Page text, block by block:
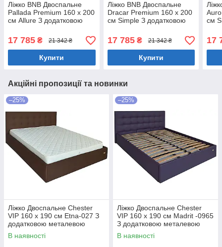
Ліжко BNB Двоспальне
Pallada Premium 160 х 200
см Allure З додатковою
рамою Синій
17 785 ₴ 21 342 ₴
Купити
Ліжко BNB Двоспальне
Dracar Premium 160 х 200
см Simple З додатковою
рамою Синій
17 785₴ 21 342 ₴
Купити
см
17
Акційні пропозиції та новинки
–25%
Ліжко Двоспальне Chester
VIP 160 х 190 см Etna-027 З
додатковою металевою
цільнозварною рамою
Коричневий
В наявності
–25%
Ліжко Двоспальне Chester
VIP 160 х 190 см Madrit -0965
З додатковою металевою
цільнозварною рамою
Фіолетовий
В наявності